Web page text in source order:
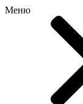
Меню